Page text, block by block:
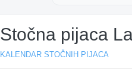
Stočna pijaca
KALENDAR STOČNIH PIJACA